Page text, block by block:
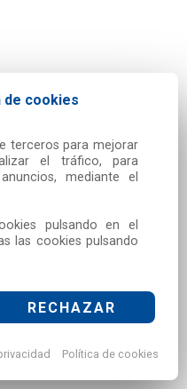
de cookies
terceros para mejorar
el tráfico, para
mediante el
pulsando en el
las cookies pulsando
RECHAZAR
Política de cookies